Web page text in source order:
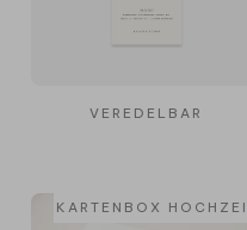
VEREDELBAR
KARTENBOX